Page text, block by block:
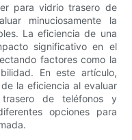
para vidrio trasero de
minuciosamente la
La eficiencia de una
significativo en el
factores como la
En este artículo,
la eficiencia al evaluar
de teléfonos y
opciones para